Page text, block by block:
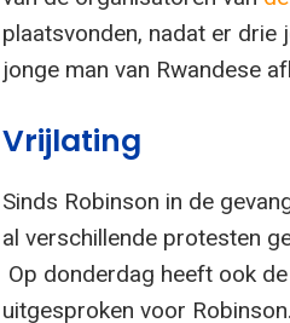
plaatsvonden, nadat er
jonge man van Rwandese
Vrijlating
Sinds Robinson in de
al verschillende protesten
Op donderdag heeft ook
uitgesproken voor